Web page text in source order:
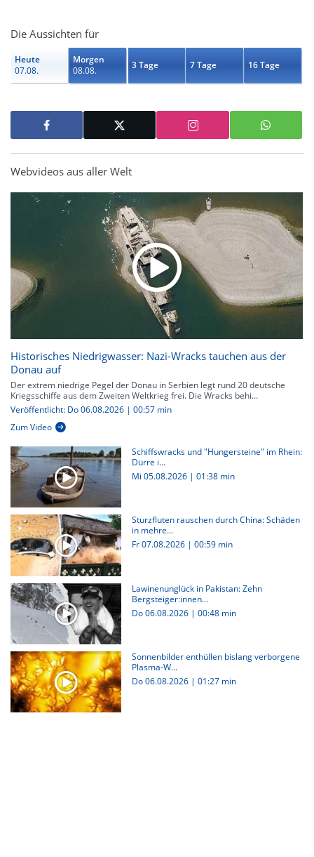
Die Aussichten für
Heute
07.08.
Morgen
08.08.
3 Tage 7 Tage 16 Tage
Webvideos aus aller Welt
Historisches Niedrigwasser: Nazi-Wracks tauchen aus der
Donau auf
Der extrem niedrige Pegel der Donau in Serbien legt rund 20 deutsche
Kriegsschiffe aus dem Zweiten Weltkrieg frei. Die Wracks behi...
Veröffentlicht: Do 06.08.2026 | 00:57 min
Zum Video
Schiffswracks und "Hungersteine" im Rhein:
Dürre i...
Mi 05.08.2026 | 01:38 min
Sturzfluten rauschen durch China: Schäden
in mehre...
Fr 07.08.2026 | 00:59 min
Lawinenunglück in Pakistan: Zehn
Bergsteiger:innen...
Do 06.08.2026 | 00:48 min
Sonnenbilder enthüllen bislang verborgene
Plasma-W...
Do 06.08.2026 | 01:27 min